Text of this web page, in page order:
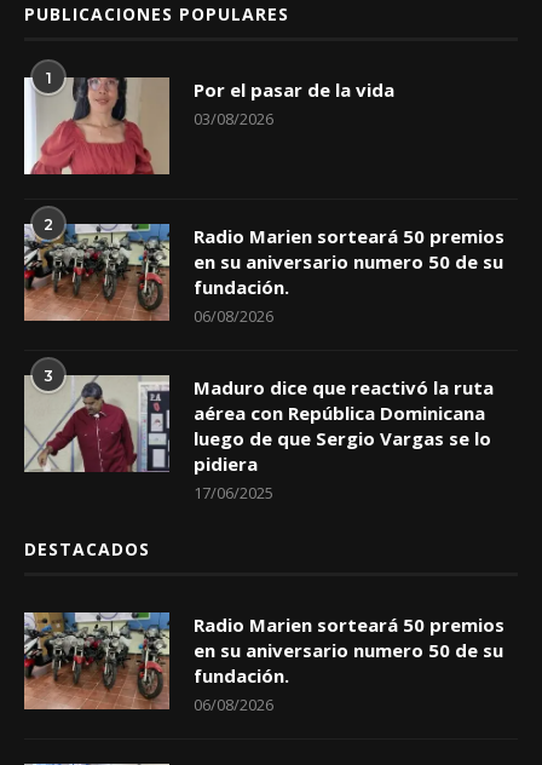
PUBLICACIONES POPULARES
1 Por el pasar de la vida
03/08/2026
2
Radio Marien sorteará 50 premios
en su aniversario numero 50 de su
fundación.
06/08/2026
3
Maduro dice que reactivó la ruta
aérea con República Dominicana
luego de que Sergio Vargas se lo
pidiera
17/06/2025
DESTACADOS
Radio Marien sorteará 50 premios
en su aniversario numero 50 de su
fundación.
06/08/2026